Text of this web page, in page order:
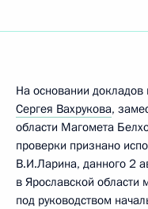
На основании докладов
Сергея Вахрукова,
области Магомета
проверки признано
В.И.Ларина, данного 2
в Ярославской
под руководством